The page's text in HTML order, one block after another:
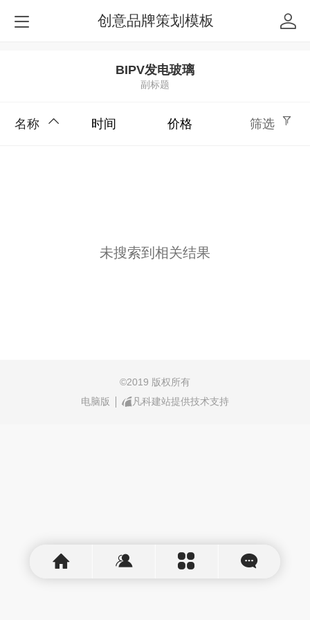
创意品牌策划模板
BIPV发电玻璃
副标题
名称 时间 价格 筛选
未搜索到相关结果
©2019 版权所有
电脑版
凡科建站提供技术支持